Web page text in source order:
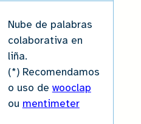
Nube de palabras
colaborativa en
liña.
(*) Recomendamos
o uso de wooclap
ou mentimeter